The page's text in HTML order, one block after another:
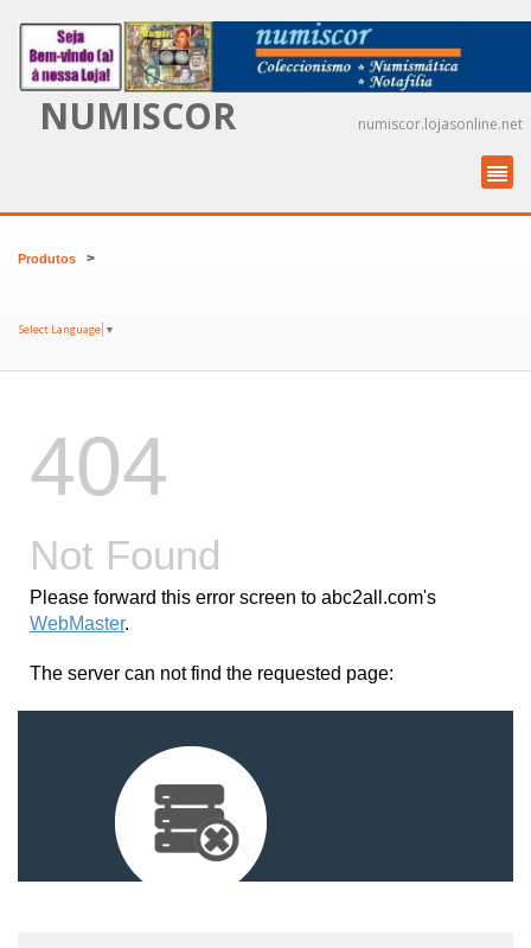
NUMISCOR numiscor.lojasonline.net
Produtos >
Select Language ▼